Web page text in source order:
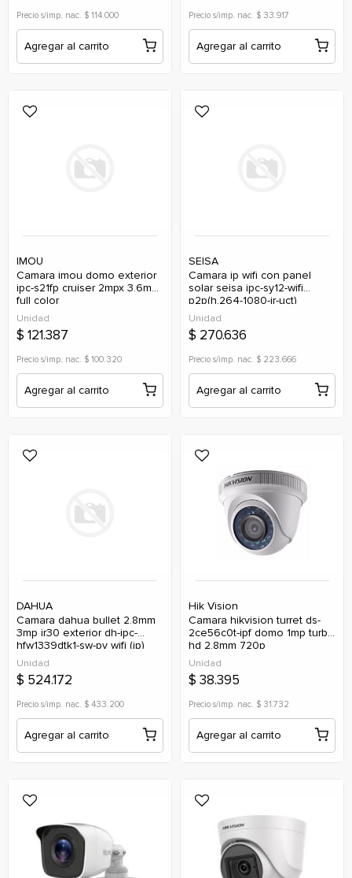
Precio s/imp. nac. $ 114.000
Agregar al carrito
Precio s/imp. nac. $ 33.917
Agregar al carrito
IMOU
camara imou domo exterior
ipc-s21fp cruiser 2mpx 3.6mm
full color
Unidad
$ 121.387
Precio s/imp. nac. $ 100.320
Agregar al carrito
SEISA
camara ip wifi con panel
solar seisa ipc-sy12-wifi
p2p(h.264-1080-ir-uct)
Unidad
$ 270.636
Precio s/imp. nac. $ 223.666
Agregar al carrito
DAHUA
camara dahua bullet 2.8mm
3mp ir30 exterior dh-ipc-
hfw1339dtk1-sw-pv wifi (ip)
Unidad
$ 524.172
Precio s/imp. nac. $ 433.200
Agregar al carrito
Hik Vision
camara hikvision turret ds-
2ce56c0t-ipf domo 1mp turbo
hd 2,8mm 720p
Unidad
$ 38.395
Precio s/imp. nac. $ 31.732
Agregar al carrito